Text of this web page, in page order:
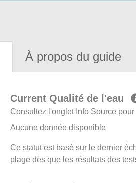
À propos du guide
Current Qualité de l'eau
Consultez l'onglet Info Source
Aucune donnée disponible
Ce statut est basé sur le dernier
plage dès que les résultats des